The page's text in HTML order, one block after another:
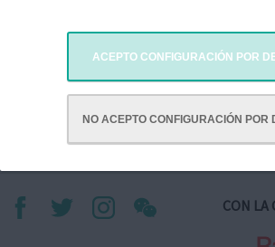
ACEPTO CONFIGURACIÓN POR
NO ACEPTO CONFIGURACIÓN POR
Visitar website
CON LA